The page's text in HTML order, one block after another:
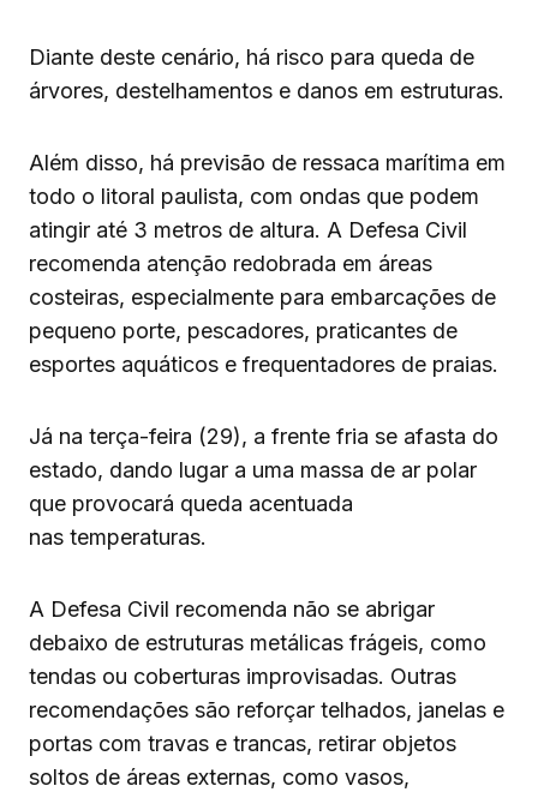
Diante deste cenário, há risco para queda de
árvores, destelhamentos e danos em estruturas.
Além disso, há previsão de ressaca marítima em
todo o litoral paulista, com ondas que podem
atingir até 3 metros de altura. A Defesa Civil
recomenda atenção redobrada em áreas
costeiras, especialmente para embarcações de
pequeno porte, pescadores, praticantes de
esportes aquáticos e frequentadores de praias.
Já na terça-feira (29), a frente fria se afasta do
estado, dando lugar a uma massa de ar polar
que provocará queda acentuada
nas temperaturas.
A Defesa Civil recomenda não se abrigar
debaixo de estruturas metálicas frágeis, como
tendas ou coberturas improvisadas. Outras
recomendações são reforçar telhados, janelas e
portas com travas e trancas, retirar objetos
soltos de áreas externas, como vasos,